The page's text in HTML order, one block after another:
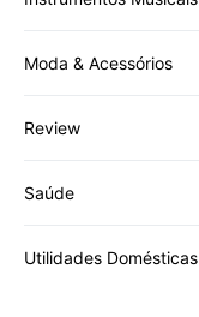
Moda & Acessórios
Review
Saúde
Utilidades Domésticas